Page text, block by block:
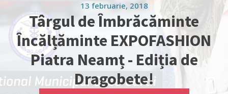
13 februarie, 2018
Târgul de Îmbrăcăminte
Încălțăminte EXPOFASHION
Piatra Neamț - Ediția de
Dragobete!